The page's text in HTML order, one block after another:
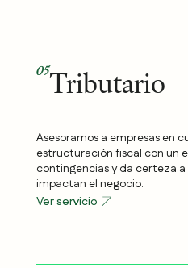
05Tributario
Asesoramos a empresas en
estructuración fiscal con un
contingencias y da certeza a
impactan el negocio.
Ver servicio